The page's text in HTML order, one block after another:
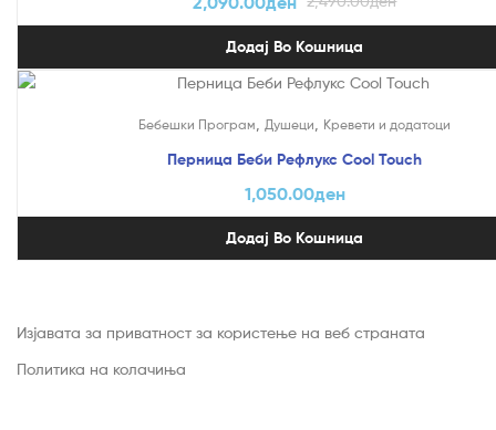
Додај Во Кошница
Бебешки Програм Душеци Кревети и додатоци
Перница Беби Рефлукс Cool Touch
1,050.00ден
Додај Во Кошница
Изјавата за приватност за користење на веб страната
Политика на колачиња